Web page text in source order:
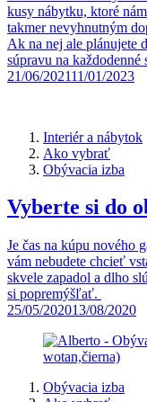
kusy nábytku, ktoré
takmer nevyhnutným
Ak na nej ale plánujete
súpravu na
21/06/202111/01/2023
Interiér a nábytok
Ako vybrať
Obývacia izba
Vyberte si do
Je čas na kúpu nového
vám nebudete chcieť
skvele zapadol a dlho
si popremýšľať.
25/05/202013/08/2020
Obývacia izba